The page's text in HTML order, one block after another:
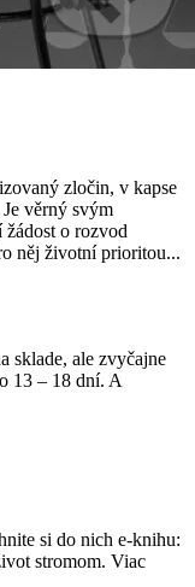
zločin, v kapse
věrný svým
žádost o rozvod
něj životní prioritou...
sklade, ale zvyčajne
13 – 18 dní. A
si do nich e-knihu:
stromom. Viac